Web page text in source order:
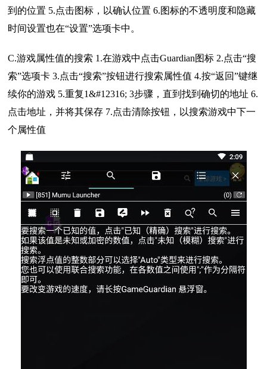
到的位置 5.点击图标，以确认位置 6.图标的不透明度和隐藏
时间设置也在“设置”选项卡中。
C.游戏属性值的搜索 1.在游戏中点击Guardian图标 2.点击“搜
索”选项卡 3.点击“搜索”按钮进行搜索属性值 4.按“返回”键继
续你的游戏 5.重复1&#12316; 3步骤，直到找到确切的地址 6.
点击地址，并将其保存 7.点击清除按钮，以搜索游戏中下一
个属性值